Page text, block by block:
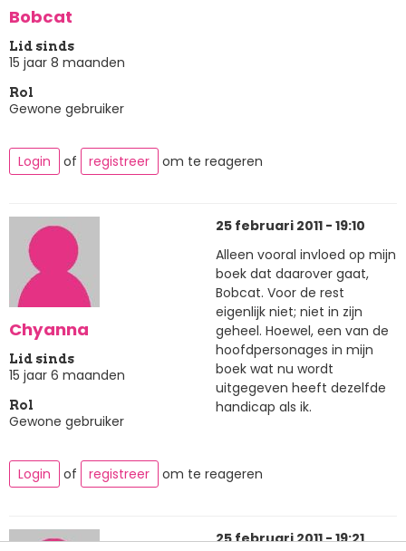
Bobcat
Lid sinds
15 jaar 8 maanden
Rol
Gewone gebruiker
Login of registreer om te reageren
Chyanna
Lid sinds
15 jaar 6 maanden
Rol
Gewone gebruiker
25 februari 2011 - 19:10
Alleen vooral invloed op mijn
boek dat daarover gaat,
Bobcat. Voor de rest
eigenlijk niet; niet in zijn
geheel. Hoewel, een van de
hoofdpersonages in mijn
boek wat nu wordt
uitgegeven heeft dezelfde
handicap als ik.
Login of registreer om te reageren
25 februari 2011 - 19:21